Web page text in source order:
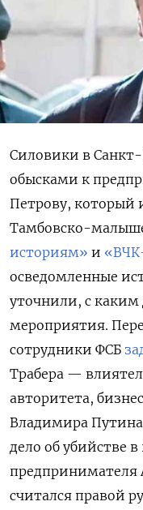
Силовики в
обысками к
Петрову, который
Тамбовско-
историям» и
осведомленные
уточнили, с
мероприятия.
сотрудники ФСБ
Трабера —
авторитета,
Владимира
дело об убийстве в
предпринимателя
считался правой